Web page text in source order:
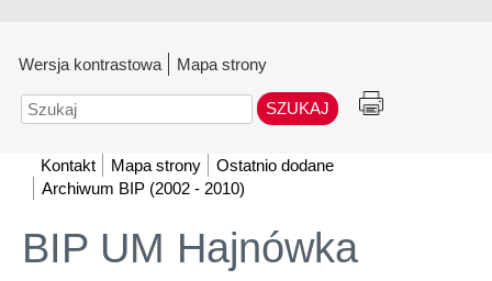
Wersja kontrastowa Mapa strony
Szukaj
Kontakt Mapa strony
Ostatnio dodane
Archiwum BIP (2002 - 2010)
BIP UM Hajnówka